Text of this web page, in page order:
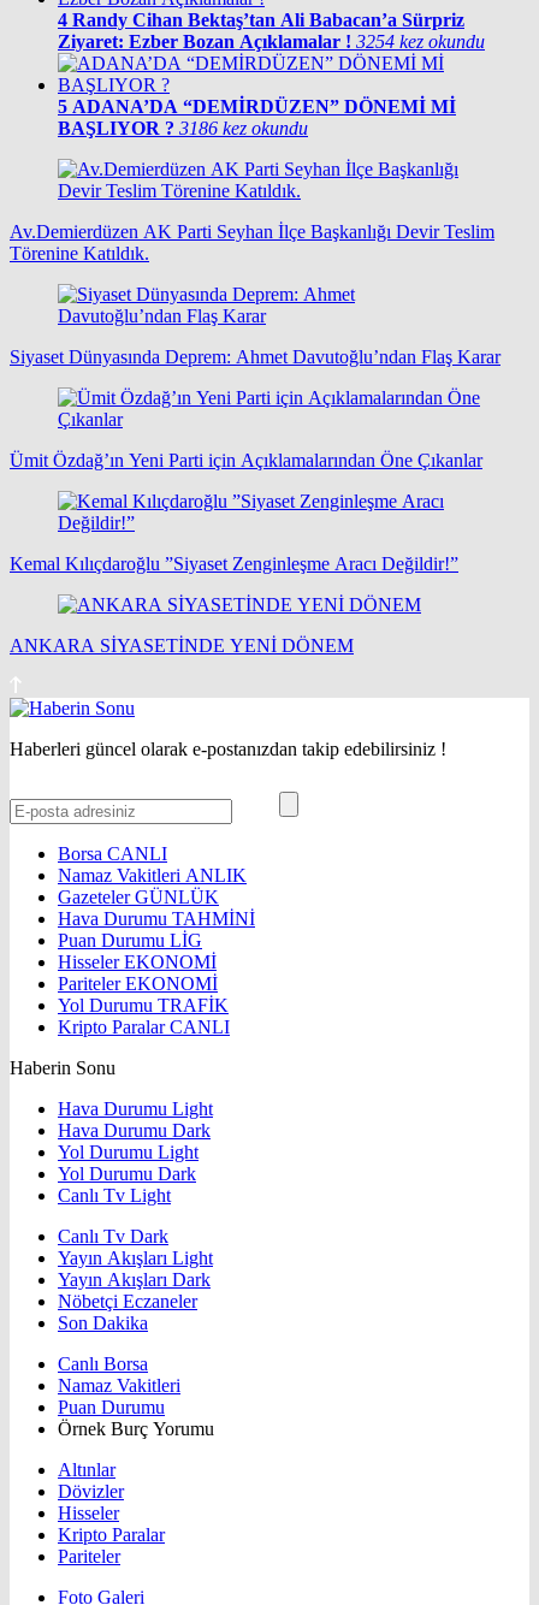
4 Randy Cihan Bektaş’tan Ali Babacan’a Sürpriz
Ziyaret: Ezber Bozan Açıklamalar ! 3254 kez okundu
5 ADANA’DA “DEMİRDÜZEN” DÖNEMİ Mİ
BAŞLIYOR ? 3186 kez okundu
Av.Demierdüzen AK Parti Seyhan İlçe Başkanlığı Devir Teslim
Törenine Katıldık.
Siyaset Dünyasında Deprem: Ahmet Davutoğlu’ndan Flaş Karar
Ümit Özdağ’ın Yeni Parti için Açıklamalarından Öne Çıkanlar
Kemal Kılıçdaroğlu ”Siyaset Zenginleşme Aracı Değildir!”
ANKARA SİYASETİNDE YENİ DÖNEM
Haberleri güncel olarak e-postanızdan takip edebilirsiniz !
Borsa CANLI
Namaz Vakitleri ANLIK
GazetelerGÜNLÜK
Hava Durumu TAHMİNİ
Puan Durumu LİG
HisselerEKONOMİ
ParitelerEKONOMİ
Yol Durumu TRAFİK
Kripto ParalarCANLI
Haberin Sonu
Hava Durumu Light
Hava Durumu Dark
Yol Durumu Light
Yol Durumu Dark
Canlı Tv Light
Canlı Tv Dark
Yayın Akışları Light
Yayın Akışları Dark
Nöbetçi Eczaneler
Son Dakika
Canlı Borsa
Namaz Vakitleri
Puan Durumu
Örnek Burç Yorumu
Altınlar
Dövizler
Hisseler
Kripto Paralar
Pariteler
Foto Galeri